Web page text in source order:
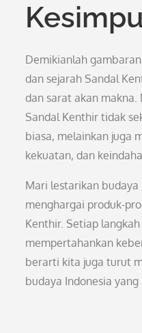
Demikianlah
dan sejarah Sandal
dan sarat akan
Sandal Kenthir tidak
biasa, melainkan juga
kekuatan, dan
Mari lestarikan
menghargai produk-
Kenthir. Setiap
mempertahankan
berarti kita juga turut
budaya Indonesia